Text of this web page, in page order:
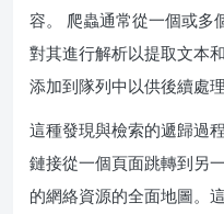
容。 爬蟲通常從一個或多
對其進行解析以提取文本
添加到隊列中以供後續處理
這種發現與檢索的遞歸過
鏈接從一個頁面跳轉到另
的網絡資源的全面地圖